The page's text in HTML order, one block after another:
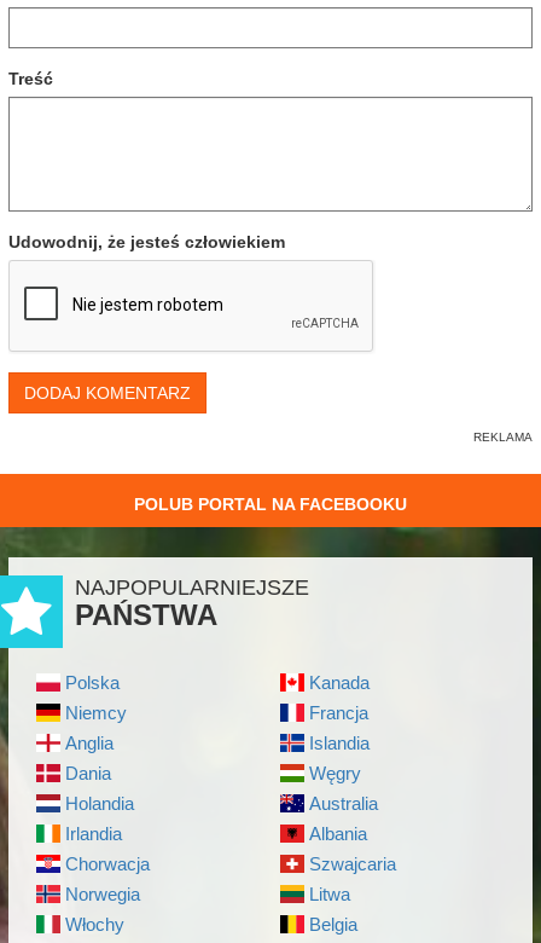
Treść
Udowodnij, że jesteś człowiekiem
DODAJ KOMENTARZ
POLUB PORTAL NA FACEBOOKU
NAJPOPULARNIEJSZE
PAŃSTWA
Polska
Niemcy
Anglia
Dania
Holandia
Irlandia
Chorwacja
Norwegia
Włochy
Kanada
Francja
Islandia
Węgry
Australia
Albania
Szwajcaria
Litwa
Belgia